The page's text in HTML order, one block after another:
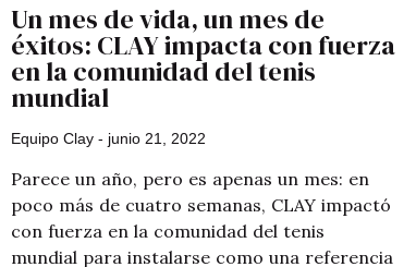
Un mes de vida, un mes de
éxitos: CLAY impacta con fuerza
en la comunidad del tenis
mundial
Equipo Clay junio 21, 2022
Parece un año, pero es apenas un mes: en
poco más de cuatro semanas, CLAY impactó
con fuerza en la comunidad del tenis
mundial para instalarse como una referencia